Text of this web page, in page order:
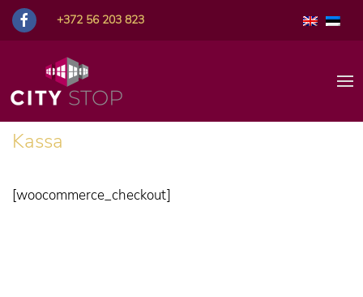
+372 56 203 823
Kassa
[woocommerce_checkout]